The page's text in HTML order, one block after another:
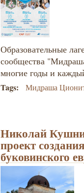
Образовательные
сообщества
многие годы и
Tags: Мидраша
Николай
проект
буковинского